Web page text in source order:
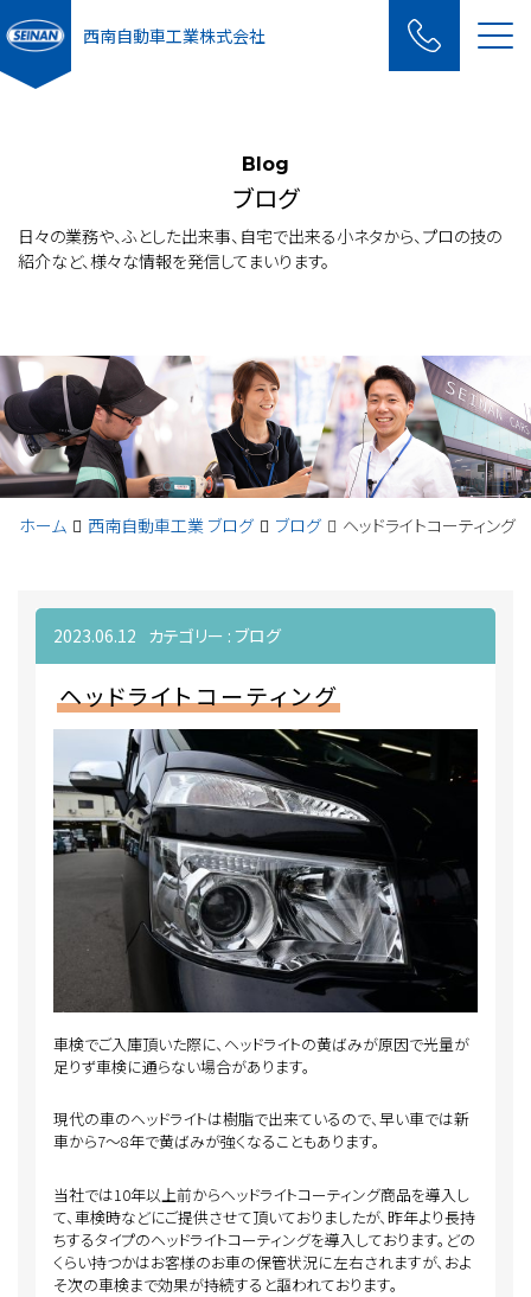
西南自動車工業株式会社
Blog
ブログ
日々の業務や、ふとした出来事、自宅で出来る小ネタから、プロの技の
紹介など、様々な情報を発信してまいります。
ホーム 西南自動車工業 ブログ ブログ ヘッドライトコーティング
2023.06.12 カテゴリー : ブログ
ヘッドライトコーティング
車検でご入庫頂いた際に、ヘッドライトの黄ばみが原因で光量が
足りず車検に通らない場合があります。
現代の車のヘッドライトは樹脂で出来ているので、早い車では新
車から7～8年で黄ばみが強くなることもあります。
当社では10年以上前からヘッドライトコーティング商品を導入し
て、車検時などにご提供させて頂いておりましたが、昨年より長持
ちするタイプのヘッドライトコーティングを導入しております。どの
くらい持つかはお客様のお車の保管状況に左右されますが、およ
そ次の車検まで効果が持続すると謳われております。